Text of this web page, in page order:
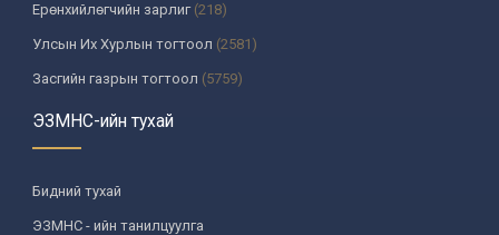
Ерөнхийлөгчийн зарлиг(218)
Улсын Их Хурлын тогтоол (2581)
Засгийн газрын тогтоол (5759)
Үндсэн хуулийн цэцийн шийдвэр
Улсын дээд шүүхийн тогтоол
УИХ-аас томилогддог байгууллагын дарга, түүнтэй адилтгах албан
тушаалтны шийдвэр
ЭЗМНС-ийн тухай
Бидний тухай
ЭЗМНС - ийн танилцуулга